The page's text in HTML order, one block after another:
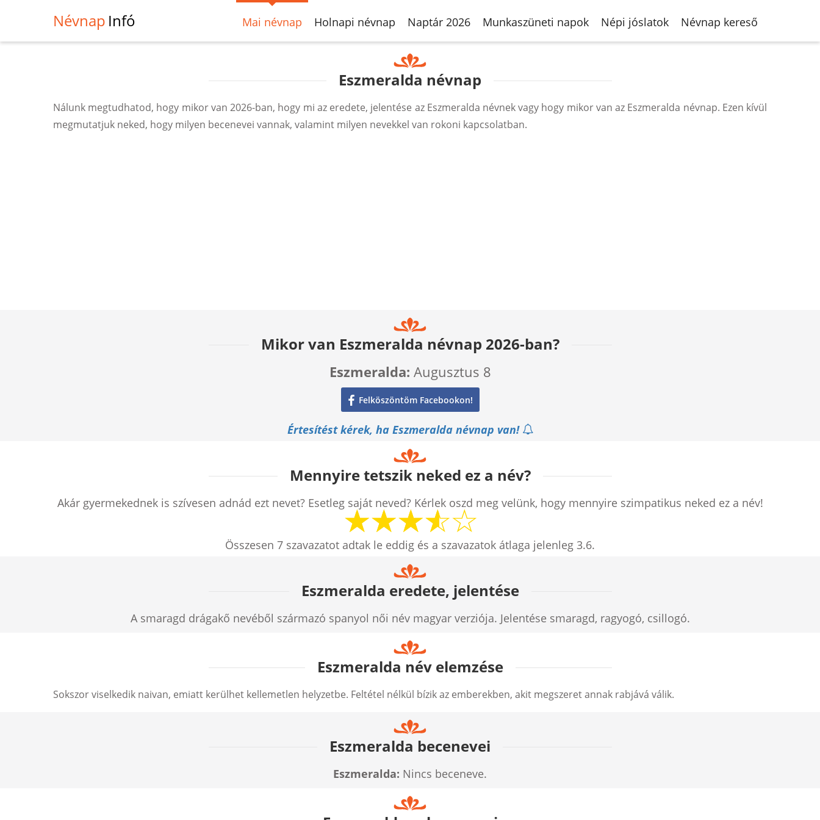
Névnap Infó Mai névnap Holnapi névnap Naptár 2026 Munkaszüneti napok Népi jóslatok Névnap kereső
Eszmeralda névnap
Nálunk megtudhatod, hogy mikor van 2026-ban, hogy mi az eredete, jelentése az Eszmeralda névnek vagy hogy mikor van az Eszmeralda névnap. Ezen kívül
megmutatjuk neked, hogy milyen becenevei vannak, valamint milyen nevekkel van rokoni kapcsolatban.
Mikor van Eszmeralda névnap 2026-ban?
Eszmeralda: Augusztus 8
Felköszöntöm Facebookon!
Értesítést kérek, ha Eszmeralda névnap van!
Mennyire tetszik neked ez a név?
Akár gyermekednek is szívesen adnád ezt nevet? Esetleg saját neved? Kérlek oszd meg velünk, hogy mennyire szimpatikus neked ez a név!
Összesen 7 szavazatot adtak le eddig és a szavazatok átlaga jelenleg 3.6.
Eszmeralda eredete, jelentése
A smaragd drágakő nevéből származó spanyol női név magyar verziója. Jelentése smaragd, ragyogó, csillogó.
Eszmeralda név elemzése
Sokszor viselkedik naivan, emiatt kerülhet kellemetlen helyzetbe. Feltétel nélkül bízik az emberekben, akit megszeret annak rabjává válik.
Eszmeralda becenevei
Eszmeralda: Nincs beceneve.